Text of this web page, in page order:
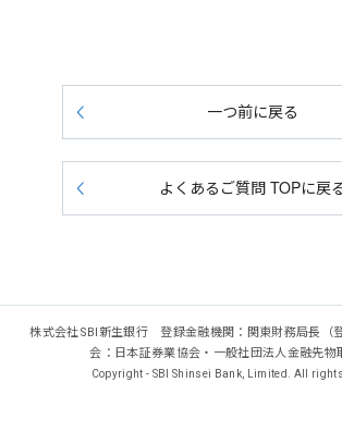
一つ前に戻る
よくあるご質問 TOPに戻
株式会社SBI新生銀行 登録金融機関：関東財務局長（
会：日本証券業協会・一般社団法人金融先物
Copyright - SBI Shinsei Bank, Limited. All rights